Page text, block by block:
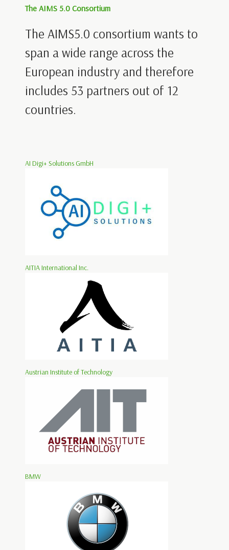
The AIMS 5.0 Consortium
The AIMS5.0 consortium wants to
span a wide range across the
European industry and therefore
includes 53 partners out of 12
countries.
AI Digi+ Solutions GmbH
AITIA International Inc.
Austrian Institute of Technology
BMW